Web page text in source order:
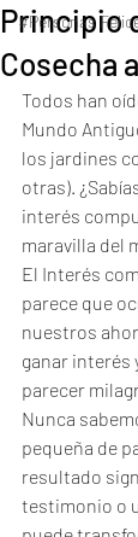
#Personas
Principio
Cosecha
Todos han
Mundo
los jardines
otras).
interés
maravilla del
El Interés
parece que
nuestros
ganar interés
parecer
Nunca
pequeña de
resultado
testimonio o